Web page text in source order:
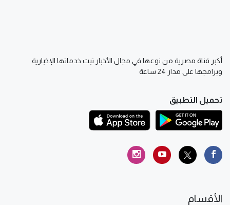
أكبر قناة مصرية من نوعها في مجال الأخبار تبث خدماتها الإخبارية
وبرامجها على مدار 24 ساعة
تحميل التطبيق
الأقسام